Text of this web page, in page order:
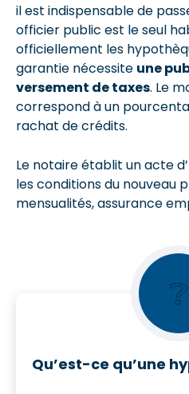
il est indispensable de
officier public est le seul
officiellement les
garantie nécessite une
versement de taxes. Le
correspond à un
rachat de crédits.
Le notaire établit un acte
les conditions du nouveau
mensualités, assurance
❔
Qu’est-ce qu’une